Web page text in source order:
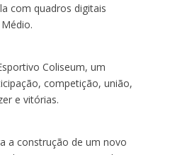
com quadros digitais
Coliseum, um
competição, união,
e vitórias.
a construção de um novo